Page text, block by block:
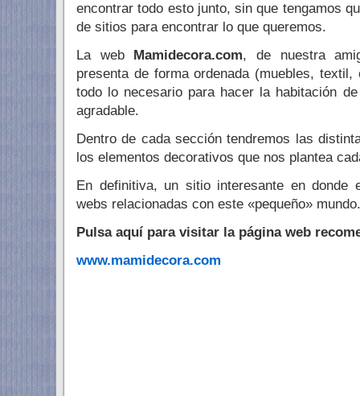
encontrar todo esto junto, sin que tengamos
de sitios para encontrar lo que queremos.
La web Mamidecora.com, de nuestra
presenta de forma ordenada (muebles, textil,
todo lo necesario para hacer la habitación
agradable.
Dentro de cada sección tendremos las
los elementos decorativos que nos plantea
En definitiva, un sitio interesante en donde
webs relacionadas con este «pequeño» mundo.
Pulsa aquí para visitar la página web
www.mamidecora.com